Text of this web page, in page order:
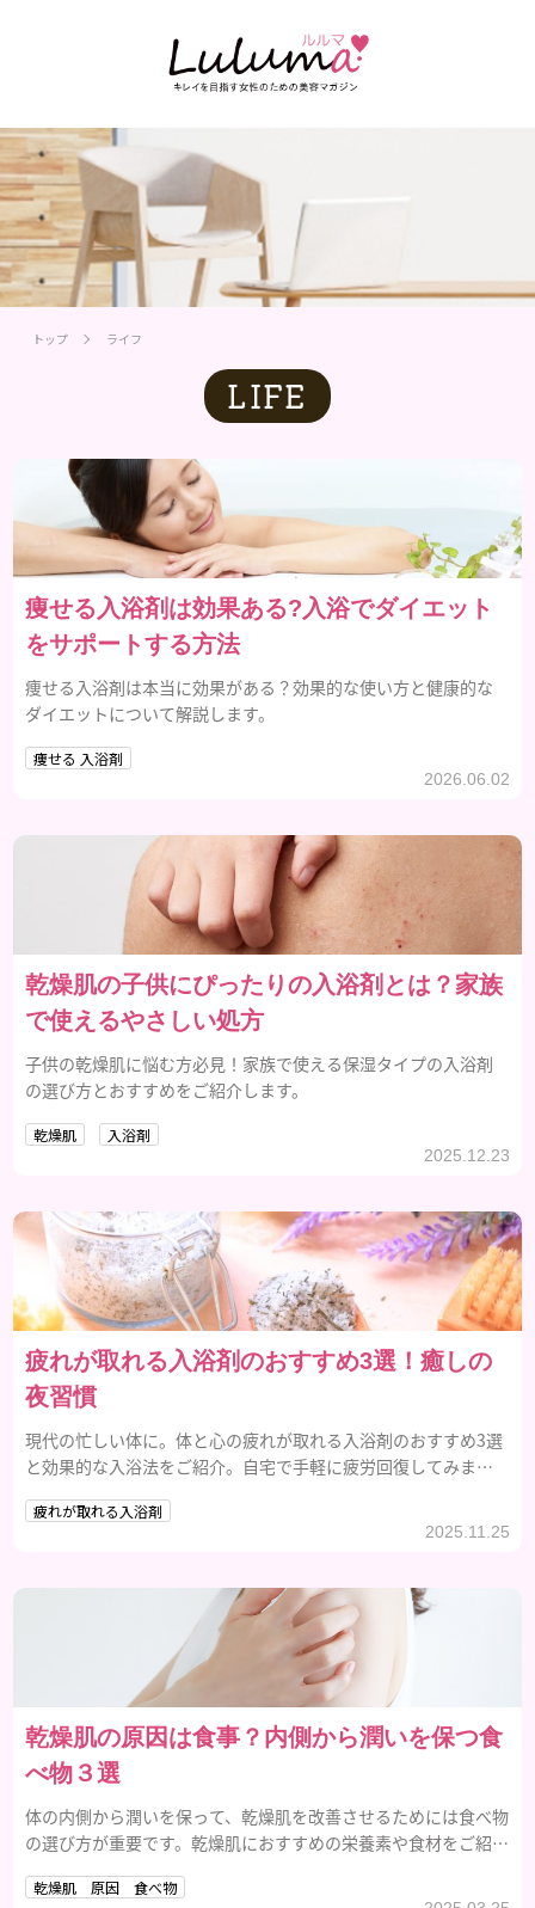
トップ ライフ
LIFE
痩せる入浴剤は効果ある?入浴でダイエット
をサポートする方法
痩せる入浴剤は本当に効果がある？効果的な使い方と健康的な
ダイエットについて解説します。
痩せる 入浴剤
2026.06.02
乾燥肌の子供にぴったりの入浴剤とは？家族
で使えるやさしい処方
子供の乾燥肌に悩む方必見！家族で使える保湿タイプの入浴剤
の選び方とおすすめをご紹介します。
乾燥肌 入浴剤
2025.12.23
疲れが取れる入浴剤のおすすめ3選！癒しの
夜習慣
現代の忙しい体に。体と心の疲れが取れる入浴剤のおすすめ3選
と効果的な入浴法をご紹介。自宅で手軽に疲労回復してみませ
疲れが取れる入浴剤
2025.11.25
乾燥肌の原因は食事？内側から潤いを保つ食
べ物３選
体の内側から潤いを保って、乾燥肌を改善させるためには食べ物
の選び方が重要です。乾燥肌におすすめの栄養素や食材をご紹介
乾燥肌 原因 食べ物